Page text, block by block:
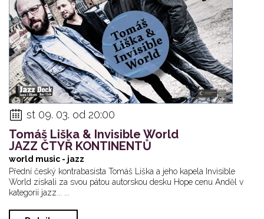
st 09. 03. od 20:00
Tomáš Liška & Invisible World
JAZZ ČTYŘ KONTINENTŮ
world music - jazz
Přední český kontrabasista Tomáš Liška a jeho kapela Invisible
World získali za svou pátou autorskou desku Hope cenu Anděl v
kategorii jazz... ...